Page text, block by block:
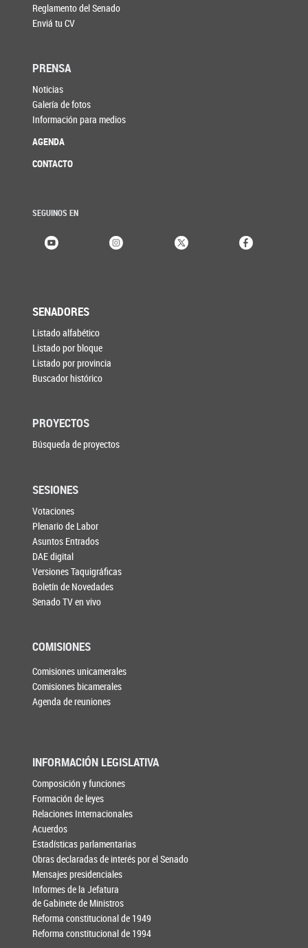
Reglamento del Senado
Enviá tu CV
PRENSA
Noticias
Galería de fotos
Información para medios
AGENDA
CONTACTO
SEGUINOS EN
SENADORES
Listado alfabético
Listado por bloque
Listado por provincia
Buscador histórico
PROYECTOS
Búsqueda de proyectos
SESIONES
Votaciones
Plenario de Labor
Asuntos Entrados
DAE digital
Versiones Taquigráficas
Boletín de Novedades
Senado TV en vivo
COMISIONES
Comisiones unicamerales
Comisiones bicamerales
Agenda de reuniones
INFORMACIÓN LEGISLATIVA
Composición y funciones
Formación de leyes
Relaciones Internacionales
Acuerdos
Estadísticas parlamentarias
Obras declaradas de interés por el Senado
Mensajes presidenciales
Informes de la Jefatura
de Gabinete de Ministros
Reforma constitucional de 1949
Reforma constitucional de 1994